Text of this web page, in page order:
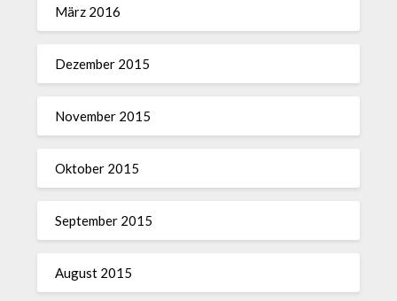
März 2016
Dezember 2015
November 2015
Oktober 2015
September 2015
August 2015